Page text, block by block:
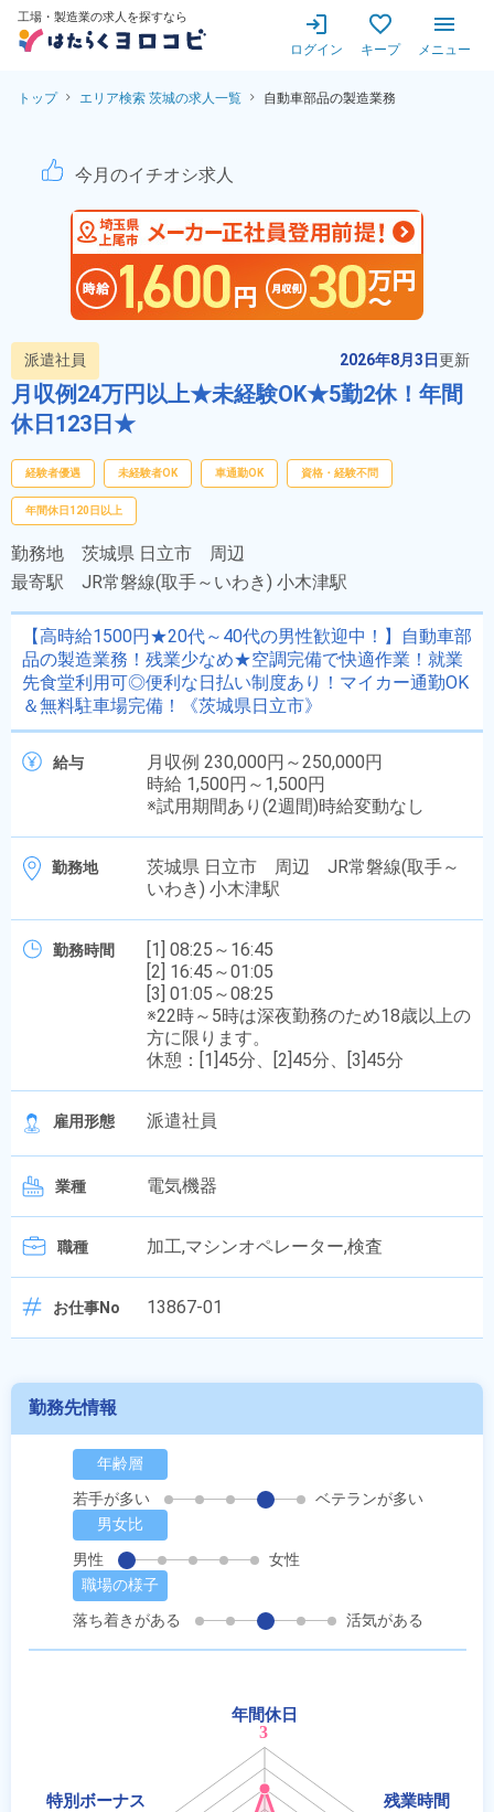
工場・製造業の求人を探すなら
ログイン キープ メニュー
トップ エリア検索 茨城の求人一覧 自動車部品の製造業務
【高時給1500円★20代～40
今月のイチオシ求人
派遣社員 2026年8月3日更新
月収例24万円以上★未経験OK★5勤2休！年間
休日123日★
経験者優遇 未経験者OK 車通勤OK 資格・経験不問
年間休日120日以上
勤務地 茨城県 日立市 周辺
最寄駅 JR常磐線(取手～いわき) 小木津駅
【高時給1500円★20代～40代の男性歓迎中！】自動車部
品の製造業務！残業少なめ★空調完備で快適作業！就業
先食堂利用可◎便利な日払い制度あり！マイカー通勤OK
＆無料駐車場完備！《茨城県日立市》
給与
月収例 230,000円～250,000円
時給 1,500円～1,500円
※試用期間あり(2週間)時給変動なし
勤務地
茨城県 日立市 周辺 JR常磐線(取手～
いわき) 小木津駅
勤務時間
[1] 08:25～16:45
[2] 16:45～01:05
[3] 01:05～08:25
※22時～5時は深夜勤務のため18歳以上の
方に限ります。
休憩：[1]45分、[2]45分、[3]45分
雇用形態 派遣社員
業種 電気機器
職種 加工,マシンオペレーター,検査
お仕事No 13867-01
勤務先情報
年齢層
若手が多い
ベテランが多い
男女比
男性
女性
職場の様子
落ち着きがある
活気がある